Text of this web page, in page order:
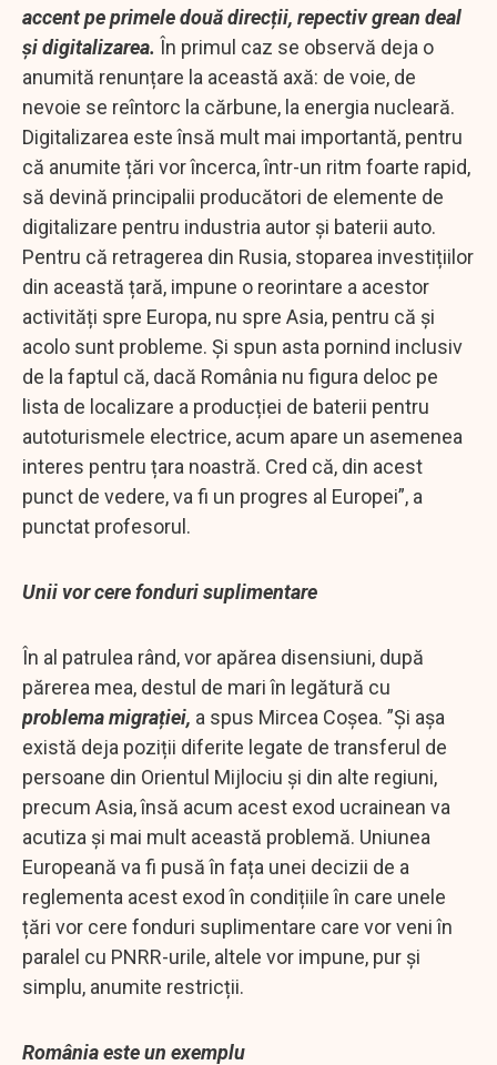
accent pe primele două direcții, repectiv grean deal
și digitalizarea. În primul caz se observă deja o
anumită renunțare la această axă: de voie, de
nevoie se reîntorc la cărbune, la energia nucleară.
Digitalizarea este însă mult mai importantă, pentru
că anumite țări vor încerca, într-un ritm foarte rapid,
să devină principalii producători de elemente de
digitalizare pentru industria autor și baterii auto.
Pentru că retragerea din Rusia, stoparea investițiilor
din această țară, impune o reorintare a acestor
activități spre Europa, nu spre Asia, pentru că și
acolo sunt probleme. Și spun asta pornind inclusiv
de la faptul că, dacă România nu figura deloc pe
lista de localizare a producției de baterii pentru
autoturismele electrice, acum apare un asemenea
interes pentru țara noastră. Cred că, din acest
punct de vedere, va fi un progres al Europei”, a
punctat profesorul.
Unii vor cere fonduri suplimentare
În al patrulea rând, vor apărea disensiuni, după
părerea mea, destul de mari în legătură cu
problema migrației, a spus Mircea Coșea. ”Și așa
există deja poziții diferite legate de transferul de
persoane din Orientul Mijlociu și din alte regiuni,
precum Asia, însă acum acest exod ucrainean va
acutiza și mai mult această problemă. Uniunea
Europeană va fi pusă în fața unei decizii de a
reglementa acest exod în condițiile în care unele
țări vor cere fonduri suplimentare care vor veni în
paralel cu PNRR-urile, altele vor impune, pur și
simplu, anumite restricții.
România este un exemplu